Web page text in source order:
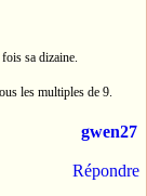
sa dizaine.
les multiples de 9.
gwen27
Répondre